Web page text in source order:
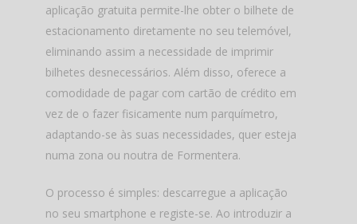
aplicação gratuita permite-lhe obter o bilhete de
estacionamento diretamente no seu telemóvel,
eliminando assim a necessidade de imprimir
bilhetes desnecessários. Além disso, oferece a
comodidade de pagar com cartão de crédito em
vez de o fazer fisicamente num parquímetro,
adaptando-se às suas necessidades, quer esteja
numa zona ou noutra de Formentera.
O processo é simples: descarregue a aplicação
no seu smartphone e registe-se. Ao introduzir a